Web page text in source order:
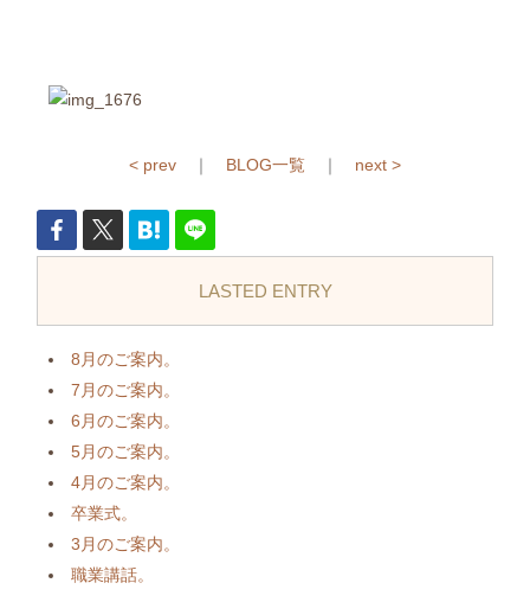
< prev ｜ BLOG一覧 ｜ next >
LASTED ENTRY
8月のご案内。
7月のご案内。
6月のご案内。
5月のご案内。
4月のご案内。
卒業式。
3月のご案内。
職業講話。